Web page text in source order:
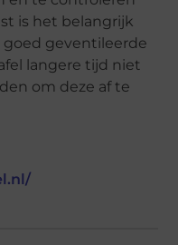
is het belangrijk
geventileerde
langere tijd niet
om deze af te